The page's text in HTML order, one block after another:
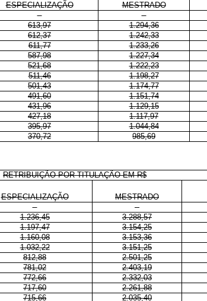
ESPECIALIZAÇÃO
MESTRADO
- -
613,97 1.294,36
612,37 1.242,33
611,77 1.233,26
587,98 1.227,34
521,68 1.222,23
511,46 1.198,27
501,43 1.174,77
491,60 1.151,74
431,96 1.129,15
427,18 1.117,97
395,97 1.044,84
370,72 985,69
RETRIBUIÇÃO POR TITULAÇÃO EM R$
ESPECIALIZAÇÃO
MESTRADO
- -
1.236,45 3.288,57
1.197,47 3.154,25
1.160,08 3.153,36
1.032,22 3.151,25
812,88 2.501,25
781,02 2.403,19
772,66 2.332,03
717,60 2.261,88
715,66 2.035,40